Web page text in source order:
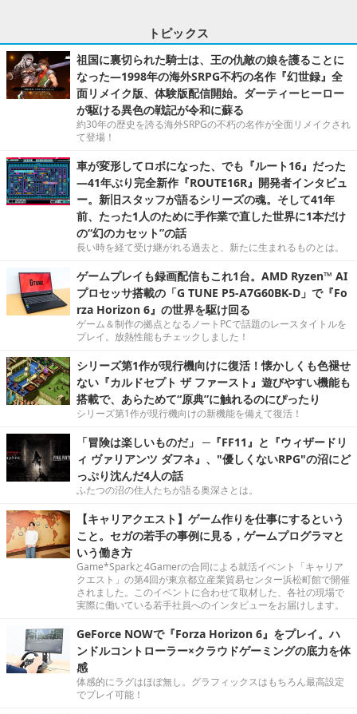
トピックス
祖国に裏切られた騎士は、王の仇敵の娘を護ることに
なった―1998年の海外SRPG不朽の名作『幻世録』全
面リメイク版、体験版配信開始。ダーティーヒーロー
が駆ける異色の戦記が令和に蘇る
約30年の歴史を誇る海外SRPGの不朽の名作が全面リメイクされ
て登場！
車が変形してロボになった、でも『ルート16』だった
―41年ぶり完全新作『ROUTE16R』開発者インタビュ
ー。新旧スタッフが語るシリーズの魂。そして41年
前、たった1人のために手作業で直した世界に1本だけ
の“幻のカセット”の話
長い時を経て受け継がれる過去と、新たに生まれるものとは。
ゲームプレイも録画配信もこれ1台。AMD Ryzen™ AI
プロセッサ搭載の「G TUNE P5-A7G60BK-D」で『Fo
rza Horizon 6』の世界を駆け回る
ゲーム＆制作の拠点となるノートPCで話題のレースタイトルを
プレイ。放熱性能もチェックしました！
シリーズ第1作が現行機向けに復活！懐かしくも色褪せ
ない『カルドセプト ザ ファースト』遊びやすい機能も
搭載で、あらためて“原典”に触れるのにぴったり
シリーズ第1作が現行機向けの新機能を備えて復活！
「冒険は楽しいものだ」 ─『FF11』と『ウィザードリ
ィ ヴァリアンツ ダフネ』、"優しくないRPG"の沼にど
っぷり沈んだ4人の話
ふたつの沼の住人たちが語る奥深さとは。
【キャリアクエスト】ゲーム作りを仕事にするという
こと。セガの若手の事例に見る，ゲームプログラマと
いう働き方
Game*Sparkと4Gamerの合同による就活イベント「キャリア
クエスト」の第4回が東京都立産業貿易センター浜松町館で開催
されました。このイベントに合わせて取材した、各社の現場で
実際に働いている若手社員へのインタビューをお届けします。
GeForce NOWで『Forza Horizon 6』をプレイ。ハ
ンドルコントローラー×クラウドゲーミングの底力を体
感
体感的にラグはほぼ無し。グラフィックスはもちろん最高設定
でプレイ可能！